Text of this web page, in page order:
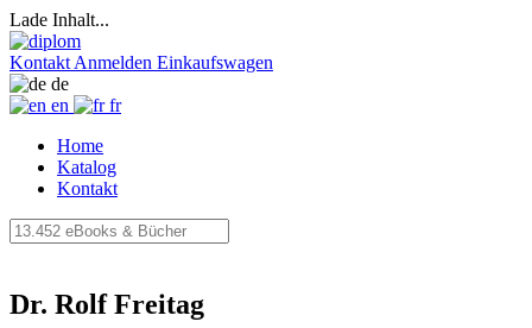
Lade Inhalt...
Kontakt Anmelden Einkaufswagen
de
en
fr
Home
Katalog
Kontakt
Dr. Rolf Freitag